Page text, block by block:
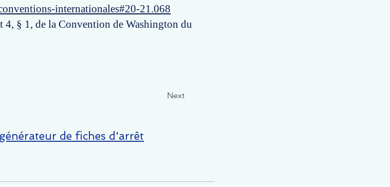
internationales#20-21.068
4, § 1, de la Convention de Washington du
Next
de fiches d'arrêt